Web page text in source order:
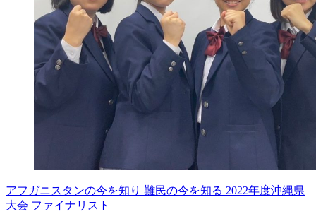
アフガニスタンの今を知り 難民の今を知る 2022年度沖縄県
大会 ファイナリスト